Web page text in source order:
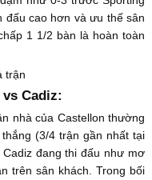
đấu cao hơn và ưu thế sân
1 1/2 bàn là hoàn toàn
trận
Cadiz:
nhà của Castellon thường
(3/4 trận gần nhất tại
đang thi đấu như mơ
trên sân khách. Trong bối